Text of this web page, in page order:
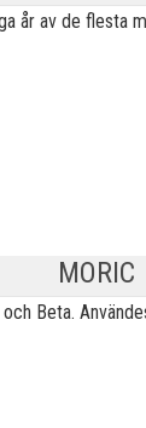
år av de flesta
MORIC
Beta.